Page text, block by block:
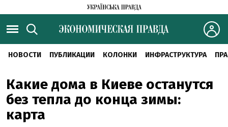
НОВОСТИ ПУБЛИКАЦИИ КОЛОНКИ ИНФРАСТРУКТУРА
Какие дома в Киеве останутся
без тепла до конца зимы:
карта